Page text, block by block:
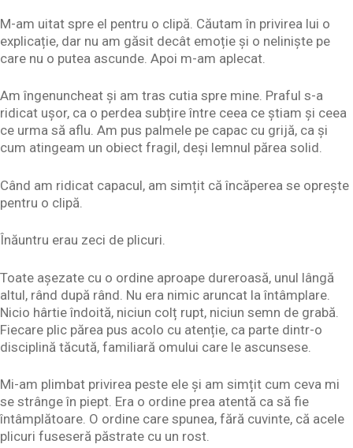
M-am uitat spre el pentru o clipă. Căutam în privirea lui o
explicație, dar nu am găsit decât emoție și o neliniște pe
care nu o putea ascunde. Apoi m-am aplecat.
Am îngenuncheat și am tras cutia spre mine. Praful s-a
ridicat ușor, ca o perdea subțire între ceea ce știam și ceea
ce urma să aflu. Am pus palmele pe capac cu grijă, ca și
cum atingeam un obiect fragil, deși lemnul părea solid.
Când am ridicat capacul, am simțit că încăperea se oprește
pentru o clipă.
Înăuntru erau zeci de plicuri.
Toate așezate cu o ordine aproape dureroasă, unul lângă
altul, rând după rând. Nu era nimic aruncat la întâmplare.
Nicio hârtie îndoită, niciun colț rupt, niciun semn de grabă.
Fiecare plic părea pus acolo cu atenție, ca parte dintr-o
disciplină tăcută, familiară omului care le ascunsese.
Mi-am plimbat privirea peste ele și am simțit cum ceva mi
se strânge în piept. Era o ordine prea atentă ca să fie
întâmplătoare. O ordine care spunea, fără cuvinte, că acele
plicuri fuseseră păstrate cu un rost.